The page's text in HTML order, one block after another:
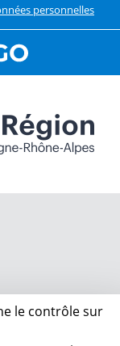
personnelles
le contrôle sur